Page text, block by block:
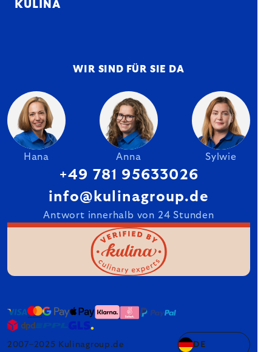
KULINA
WIR SIND FÜR SIE DA
Hana Anna Sylwie
+49 781 95633026
info@kulinagroup.de
Antwort innerhalb von 24 Stunden
2007–2025 Kulinagroup.de DE